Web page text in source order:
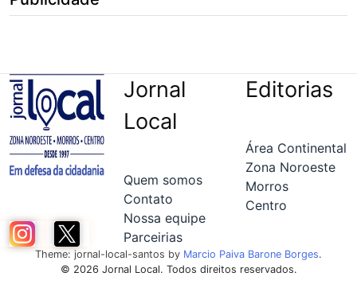
Jornal
Local
Quem somos
Contato
Nossa equipe
Parceirias
Editorias
Área Continental
Zona Noroeste
Morros
Centro
Theme: jornal-local-santos by Marcio Paiva Barone Borges.
© 2026 Jornal Local. Todos direitos reservados.